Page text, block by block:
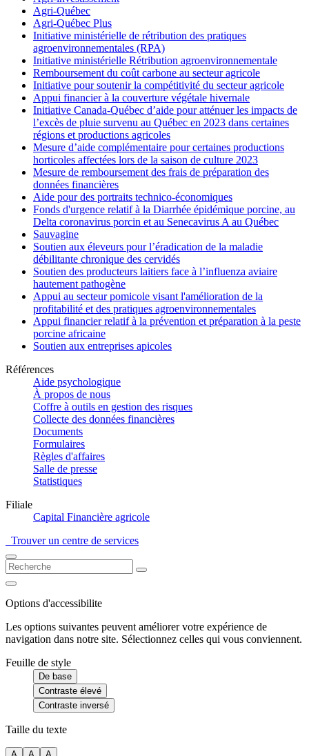
Agri-Québec
Agri-Québec Plus
Initiative ministérielle de rétribution des pratiques
agroenvironnementales (RPA)
Initiative ministérielle Rétribution agroenvironnementale
Remboursement du coût carbone au secteur agricole
Initiative pour soutenir la compétitivité du secteur agricole
Appui financier à la couverture végétale hivernale
Initiative Canada-Québec d’aide pour atténuer les impacts de
l’excès de pluie survenu au Québec en 2023 dans certaines
régions et productions agricoles
Mesure d’aide complémentaire pour certaines productions
horticoles affectées lors de la saison de culture 2023
Mesure de remboursement des frais de préparation des
données financières
Aide pour des portraits technico-économiques
Fonds d'urgence relatif à la Diarrhée épidémique porcine, au
Delta coronavirus porcin et au Senecavirus A au Québec
Sauvagine
Soutien aux éleveurs pour l’éradication de la maladie
débilitante chronique des cervidés
Soutien des producteurs laitiers face à l’influenza aviaire
hautement pathogène
Appui au secteur pomicole visant l'amélioration de la
profitabilité et des pratiques agroenvironnementales
Appui financier relatif à la prévention et préparation à la peste
porcine africaine
Soutien aux entreprises apicoles
Références
Aide psychologique
À propos de nous
Coffre à outils en gestion des risques
Collecte des données financières
Documents
Formulaires
Règles d'affaires
Salle de presse
Statistiques
Filiale
Capital Financière agricole
Trouver un centre de services
Options d'accessibilite
Les options suivantes peuvent améliorer votre expérience de
navigation dans notre site. Sélectionnez celles qui vous conviennent.
Feuille de style
De base
Contraste élevé
Contraste inversé
Taille du texte